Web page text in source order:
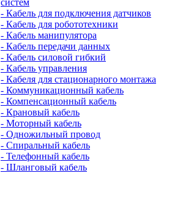
систем
- Кабель для подключения датчиков
- Кабель для робототехники
- Кабель манипулятора
- Кабель передачи данных
- Кабель силовой гибкий
- Кабель управления
- Кабеля для стационарного монтажа
- Коммуникационный кабель
- Компенсационный кабель
- Крановый кабель
- Моторный кабель
- Одножильный провод
- Спиральный кабель
- Телефонный кабель
- Шланговый кабель